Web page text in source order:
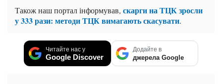
Також наш портал інформував, скарги на ТЦК зросли
у 333 рази: методи ТЦК вимагають скасувати.
Читайте нас у
Google Discover
Додайте в
джерела Google